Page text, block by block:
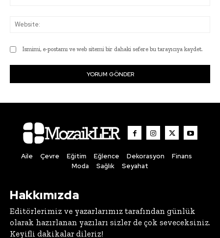
Ismimi, e-postamı ve web sitemi bir dahaki sefere bu tarayıcıya kaydet.
Aile Çevre Eğitim Eğlence Dekorasyon
Finans
Moda
Sağlık Seyahat
Hakkımızda
Editörlerimiz ve yazarlarımız tarafından günlük
olarak hazırlanan yazıları sizler de çok seveceksiniz.
Keyifli dakikalar dileriz!